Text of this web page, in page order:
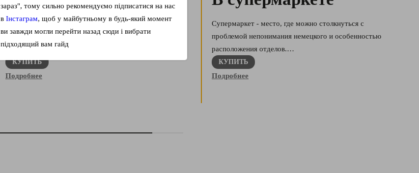
Вероятно каждый, сталкивался с проблемой, когда
хочешь выразить чувства любимому человеку или
поговорить на тему…
КУПИТЬ
Подробнее
Супермаркет - место, где можно столкнуться с
проблемой непонимания немецкого и особенностью
расположения отделов.…
КУПИТЬ
Подробнее
зараз", тому сильно рекомендуємо підписатися на нас
в Інстаграм, щоб у майбутньому в будь-який момент
ви завжди могли перейти назад сюди і вибрати
підходящий вам гайд